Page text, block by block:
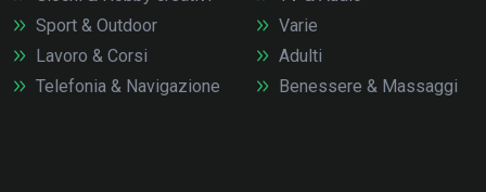
Sport & Outdoor
Lavoro & Corsi
Telefonia & Navigazione
Varie
Adulti
Benessere & Massaggi